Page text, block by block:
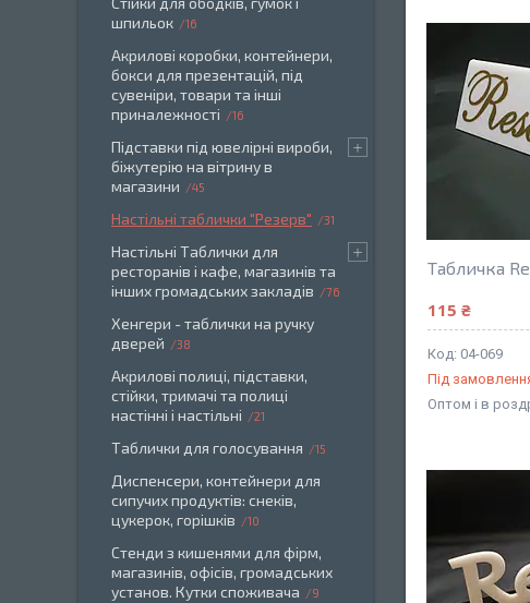
Табличка
115 ₴
04-069
Під
Оптом і в
шпильок
16
Акрилові коробки, контейнери,
бокси для презентацій, під
сувеніри, товари та інші
приналежності
16
Підставки під ювелірні вироби,
біжутерію на вітрину в
магазини
45
Настільні таблички "Резерв" 31
Настільні Таблички для
ресторанів і кафе, магазинів та
інших громадських закладів
76
Хенгери - таблички на ручку
дверей
38
Акрилові полиці, підставки,
стійки, тримачі та полиці
настінні і настільні
21
Таблички для голосування 15
Диспенсери, контейнери для
сипучих продуктів: снеків,
цукерок, горішків
10
Стенди з кишенями для фірм,
магазинів, офісів, громадських
установ. Кутки споживача
9